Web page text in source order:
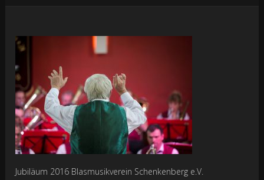
Jubiläum 2016 Blasmusikverein Schenkenberg e.V.